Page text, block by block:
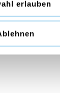
erlauben
CHF 29.90